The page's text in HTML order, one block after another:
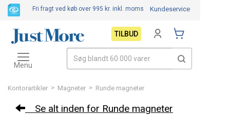
Kontorartikler > Magneter > Runde magneter
Se alt inden for Runde magneter
Fri fragt ved køb over 995 kr. inkl. moms Kundeservice
TILBUD
Toggle
navigation
Menu